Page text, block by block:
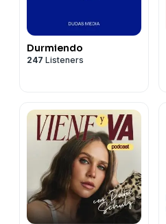
Durmiendo
247 Listeners